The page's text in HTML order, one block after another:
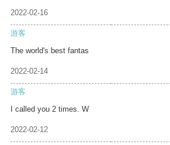
2022-02-16
游客
The world's best fantas
2022-02-14
游客
I called you 2 times. W
2022-02-12